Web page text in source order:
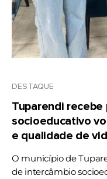
DESTAQUE
Tuparendi
socioeducativo
e qualidade de
O município de
de intercâmbio